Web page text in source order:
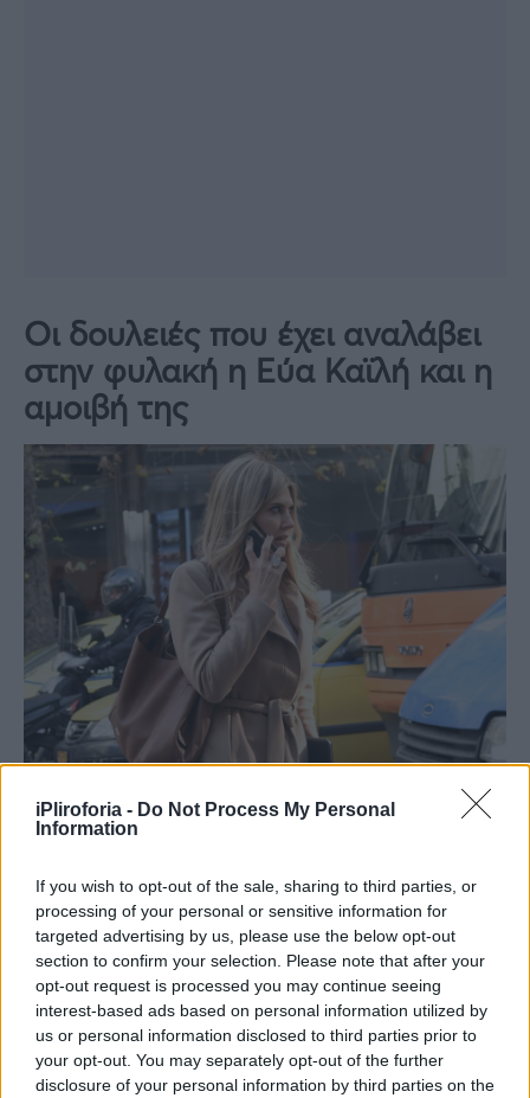
iPliroforia - Do Not Process My Personal
Information
If you wish to opt-out of the sale, sharing to third parties, or
processing of your personal or sensitive information for
targeted advertising by us, please use the below opt-out
section to confirm your selection. Please note that after your
opt-out request is processed you may continue seeing
interest-based ads based on personal information utilized by
us or personal information disclosed to third parties prior to
your opt-out. You may separately opt-out of the further
disclosure of your personal information by third parties on the
Οι δουλειές που έχει αναλάβει
στην φυλακή η Εύα Καϊλή και η
αμοιβή της